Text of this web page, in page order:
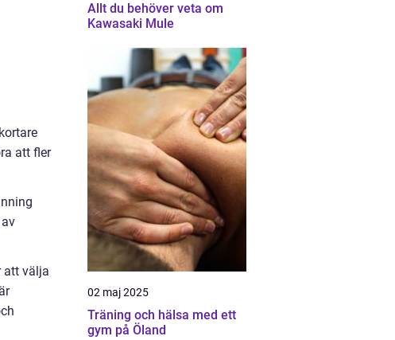
att fler
att välja
Allt du behöver veta om
Kawasaki Mule
02 maj 2025
Träning och hälsa med ett
gym på Öland